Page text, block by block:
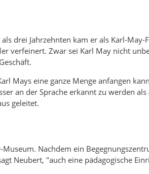
drei Jahrzehnten kam er als Karl-May-
verfeinert. Zwar sei Karl May nicht
Mays eine ganze Menge anfangen
an der Sprache erkannt zu werden als
geleitet.
Nachdem ein
Neubert, "auch eine pädagogische